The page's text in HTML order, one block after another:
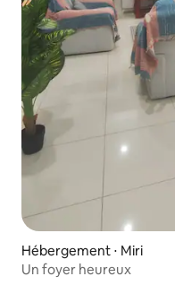
Hébergement ⋅ Miri
Un foyer heureux